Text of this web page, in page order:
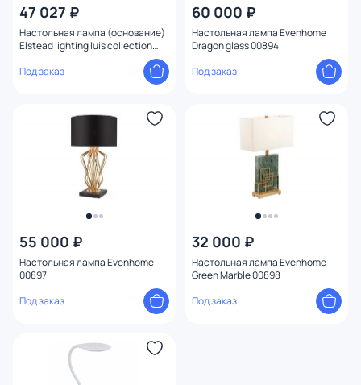
47 027 ₽
Настольная лампа (основание)
Elstead lighting luis collection
Под заказ
60 000 ₽
Настольная лампа Evenhome
Dragon glass 00894
Под заказ
55 000 ₽
Настольная лампа Evenhome
00897
Под заказ
32 000 ₽
Настольная лампа Evenhome
Green Marble 00898
Под заказ